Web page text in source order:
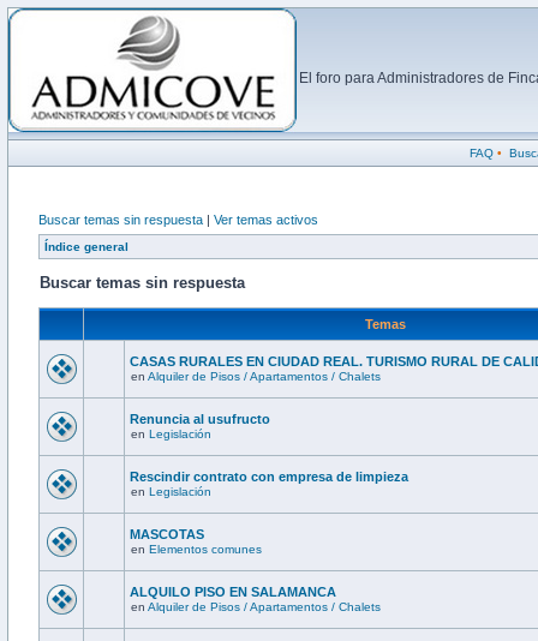
El foro para Administradores de
FAQ•
Buscar temas sin respuesta | Ver temas activos
Índice general
Buscar temas sin respuesta
Temas
CASAS RURALES EN CIUDAD REAL. TURISMO RURAL DE
en Alquiler de Pisos / Apartamentos / Chalets
Renuncia al usufructo
en Legislación
Rescindir contrato con empresa de limpieza
en Legislación
MASCOTAS
en Elementos comunes
ALQUILO PISO EN SALAMANCA
en Alquiler de Pisos / Apartamentos / Chalets